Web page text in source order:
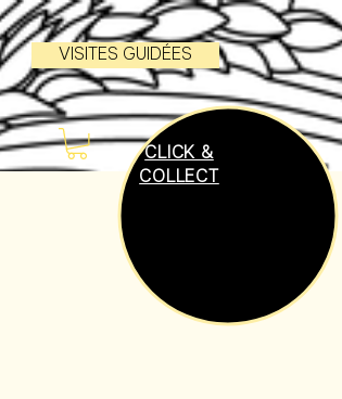
VISITES GUIDÉES
CLICK &
COLLECT